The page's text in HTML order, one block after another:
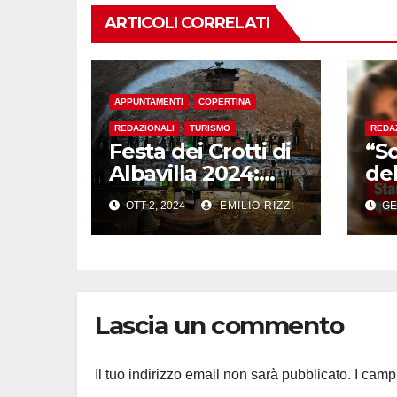
ARTICOLI CORRELATI
APPUNTAMENTI COPERTINA
REDAZIONALI TURISMO
Festa dei Crotti di
Albavilla 2024:
Tradizione, Sapori
e Divertimento
nel Cuore della
OTT 2, 2024 EMILIO RIZZI
Lascia un commento
Il tuo indirizzo email non sarà pubblicato. I